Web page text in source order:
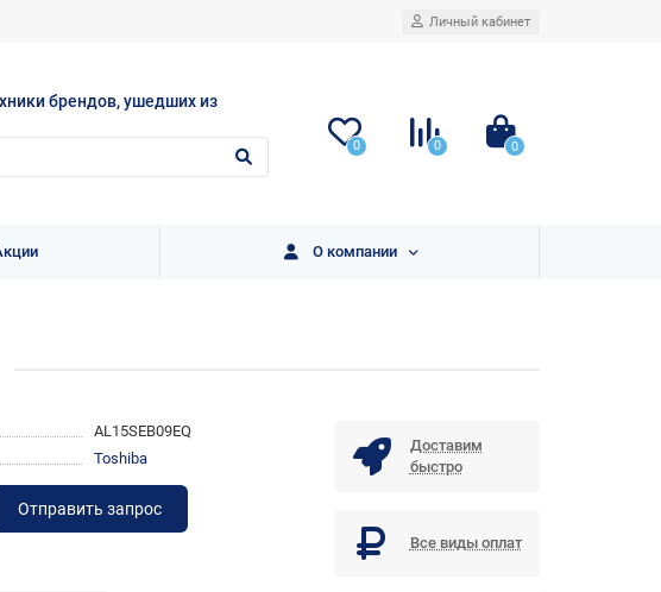
Личный кабинет
брендов, ушедших из
0 0 0
О компании
AL15SEB09EQ
Toshiba
Отправить запрос
Доставим
быстро
Все виды оплат